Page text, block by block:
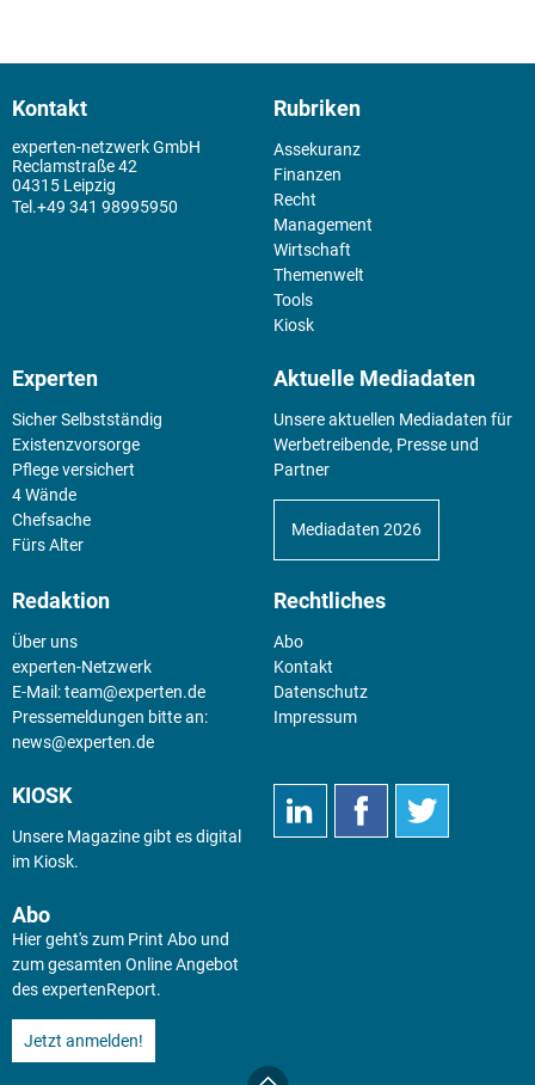
Kontakt
experten-netzwerk GmbH
Reclamstraße 42
04315 Leipzig
+49 341 98995950
Rubriken
Assekuranz
Finanzen
Recht
Management
Wirtschaft
Themenwelt
Tools
Kiosk
Experten
Sicher Selbstständig
Existenz­vorsorge
Pflege versichert
4 Wände
Chefsache
Fürs Alter
Aktuelle Mediadaten
Unsere aktuellen Mediadaten für
Werbetreibende, Presse und
Partner
Mediadaten 2026
Redaktion
Über uns
experten-Netzwerk
E-Mail:team@experten.de
Pressemeldungen bitte an:
news@experten.de
Rechtliches
Abo
Kontakt
Datenschutz
Impressum
KIOSK
Unsere Magazine gibt es digital
im Kiosk.
Abo
Hier geht's zum Print Abo und
zum gesamten Online Angebot
des expertenReport.
Jetzt anmelden!